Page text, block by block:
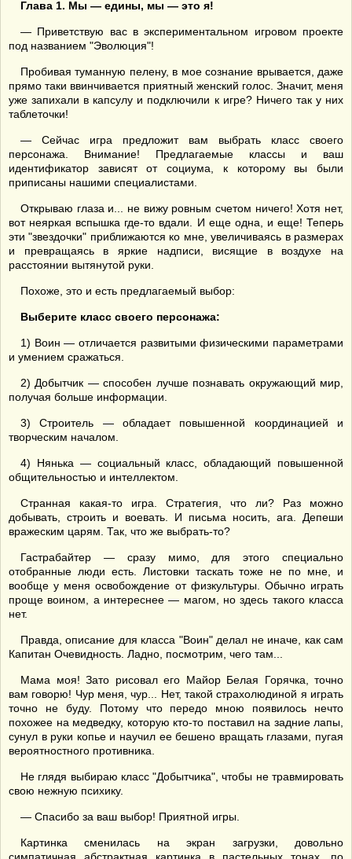
Глава 1. Мы — едины, мы — это я!
— Приветствую вас в экспериментальном игровом проекте
под названием "Эволюция"!
Пробивая туманную пелену, в мое сознание врывается, даже
прямо таки ввинчивается приятный женский голос. Значит, меня
уже запихали в капсулу и подключили к игре? Ничего так у них
таблеточки!
— Сейчас игра предложит вам выбрать класс своего
персонажа. Внимание! Предлагаемые классы и ваш
идентификатор зависят от социума, к которому вы были
приписаны нашими специалистами.
Открываю глаза и... не вижу ровным счетом ничего! Хотя нет,
вот неяркая вспышка где-то вдали. И еще одна, и еще! Теперь
эти "звездочки" приближаются ко мне, увеличиваясь в размерах
и превращаясь в яркие надписи, висящие в воздухе на
расстоянии вытянутой руки.
Похоже, это и есть предлагаемый выбор:
Выберите класс своего персонажа:
1) Воин — отличается развитыми физическими параметрами
и умением сражаться.
2) Добытчик — способен лучше познавать окружающий мир,
получая больше информации.
3) Строитель — обладает повышенной координацией и
творческим началом.
4) Нянька — социальный класс, обладающий повышенной
общительностью и интеллектом.
Странная какая-то игра. Стратегия, что ли? Раз можно
добывать, строить и воевать. И письма носить, ага. Депеши
вражеским царям. Так, что же выбрать-то?
Гастрабайтер — сразу мимо, для этого специально
отобранные люди есть. Листовки таскать тоже не по мне, и
вообще у меня освобождение от физкультуры. Обычно играть
проще воином, а интереснее — магом, но здесь такого класса
нет.
Правда, описание для класса "Воин" делал не иначе, как сам
Капитан Очевидность. Ладно, посмотрим, чего там...
Мама моя! Зато рисовал его Майор Белая Горячка, точно
вам говорю! Чур меня, чур... Нет, такой страхолюдиной я играть
точно не буду. Потому что передо мною появилось нечто
похожее на медведку, которую кто-то поставил на задние лапы,
сунул в руки копье и научил ее бешено вращать глазами, пугая
вероятностного противника.
Не глядя выбираю класс "Добытчика", чтобы не травмировать
свою нежную психику.
— Спасибо за ваш выбор! Приятной игры.
Картинка сменилась на экран загрузки, довольно